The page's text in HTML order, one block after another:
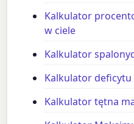
Kalkulator
w ciele
Kalkulator
Kalkulator
Kalkulator tętna